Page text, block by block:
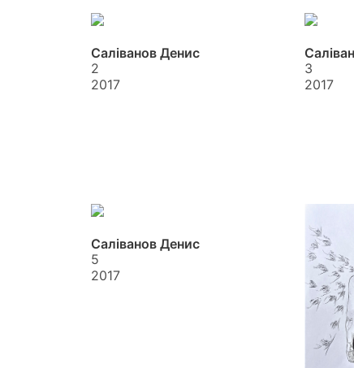
Саліванов Денис
2
2017
3
2017
Саліванов Денис
5
2017